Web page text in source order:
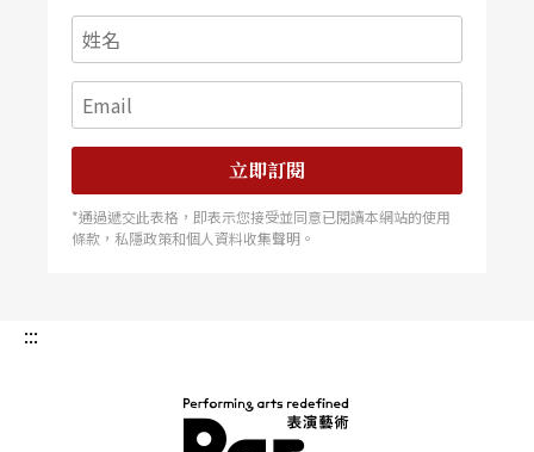
立即訂閱
*通過遞交此表格，即表示您接受並同意已閱讀本網站的使用
條款，私隱政策和個人資料收集聲明。
:::